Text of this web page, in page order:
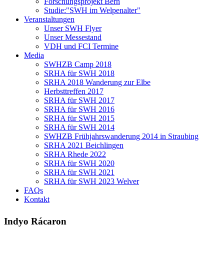
Studie:"SWH im Welpenalter"
Veranstaltungen
Unser SWH Flyer
Unser Messestand
VDH und FCI Termine
Media
SWHZB Camp 2018
SRHA für SWH 2018
SRHA 2018 Wanderung zur Elbe
Herbsttreffen 2017
SRHA für SWH 2017
SRHA für SWH 2016
SRHA für SWH 2015
SRHA für SWH 2014
SWHZB Frühjahrswanderung 2014 in Straubing
SRHA 2021 Beichlingen
SRHA Rhede 2022
SRHA für SWH 2020
SRHA für SWH 2021
SRHA für SWH 2023 Welver
FAQs
Kontakt
Indyo Rácaron